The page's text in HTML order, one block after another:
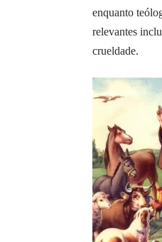
enquanto
relevantes
crueldade.